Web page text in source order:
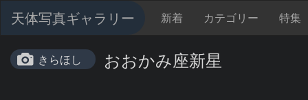
天体写真ギャラリー 新着 カテゴリー 特集
きらほし おおかみ座新星